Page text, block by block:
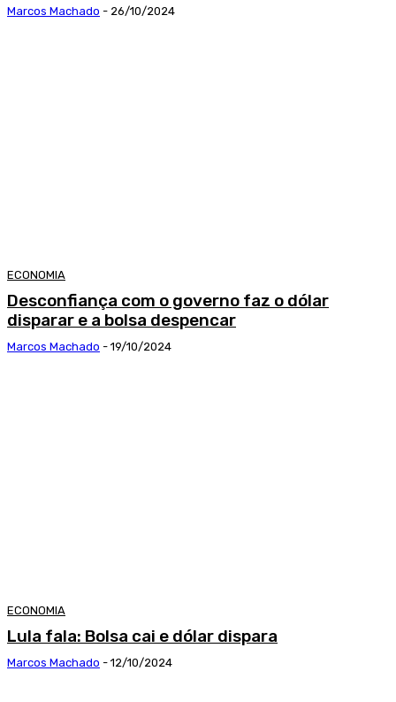
Marcos Machado - 26/10/2024
ECONOMIA
Desconfiança com o governo faz o dólar
disparar e a bolsa despencar
Marcos Machado - 19/10/2024
ECONOMIA
Lula fala: Bolsa cai e dólar dispara
Marcos Machado - 12/10/2024